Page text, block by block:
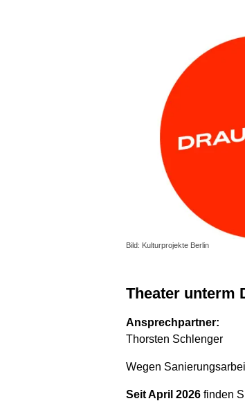
Bild: Kulturprojekte Berlin
Theater unterm
Ansprechpartner:
Thorsten Schlenger
Wegen
Seit April 2026 finden